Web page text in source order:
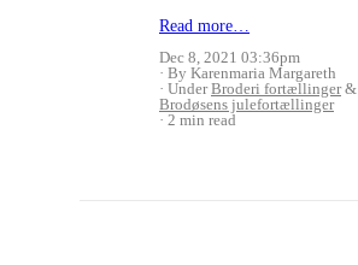
Read more…
Dec 8, 2021 03:36pm
By Karenmaria Margareth
UnderBroderi fortællinger&
Brodøsens julefortællinger
2 min read